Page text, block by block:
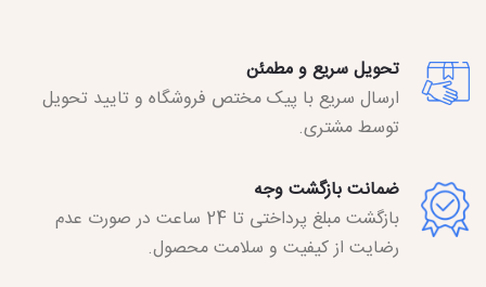
تحویل سریع و مطمئن
ارسال سریع با پیک مختص فروشگاه و تایید تحویل
توسط مشتری.
ضمانت بازگشت وجه
بازگشت مبلغ پرداختی تا 24 ساعت در صورت عدم
رضایت از کیفیت و سلامت محصول.